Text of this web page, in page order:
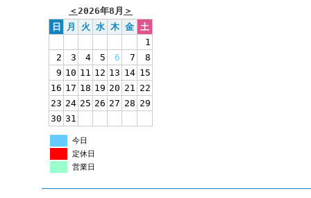
＜2026年8月 ＞
日
月 火 水 木 金 土
1
2
3 4 5 6 7
8
9 10 11 12 13 14 15
16 17 18 19 20 21 22
23 24 25 26 27 28 29
30 31
今日
定休日
営業日